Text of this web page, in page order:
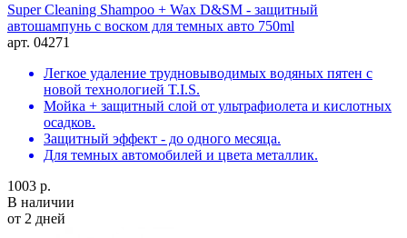
Super Cleaning Shampoo + Wax D&SM - защитный
автошампунь с воском для темных авто 750ml
арт. 04271
Легкое удаление трудновыводимых водяных пятен с
новой технологией T.I.S.
Мойка + защитный слой от ультрафиолета и кислотных
осадков.
Защитный эффект - до одного месяца.
Для темных автомобилей и цвета металлик.
1003 р.
В наличии
от 2 дней